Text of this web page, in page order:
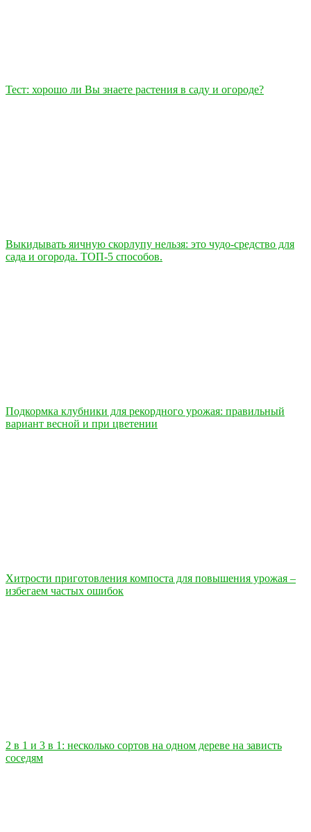
Тест: хорошо ли Вы знаете растения в саду и огороде?
Выкидывать яичную скорлупу нельзя: это чудо-средство для
сада и огорода. ТОП-5 способов.
Подкормка клубники для рекордного урожая: правильный
вариант весной и при цветении
Хитрости приготовления компоста для повышения урожая –
избегаем частых ошибок
2 в 1 и 3 в 1: несколько сортов на одном дереве на зависть
соседям